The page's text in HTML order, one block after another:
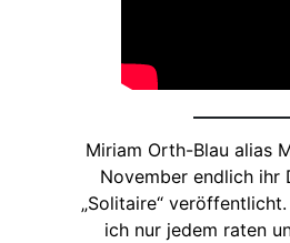
Miriam Orth-Blau alias
November endlich ihr
„Solitaire“
ich nur jedem raten